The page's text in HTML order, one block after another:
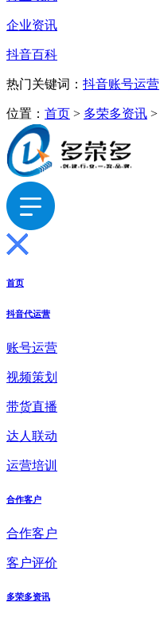
企业资讯
抖音百科
热门关键词： 抖音账号运营
位置： 首页 > 多荣多资讯 >
首页
抖音代运营
账号运营
视频策划
带货直播
达人联动
运营培训
合作客户
合作客户
客户评价
多荣多资讯